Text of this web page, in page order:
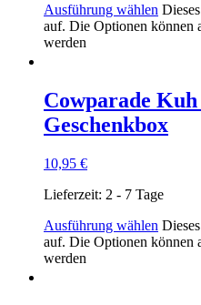
Ausführung wählen
auf. Die Optionen können
werden
Cowparade
Geschenkbox
10,95 €
Lieferzeit: 2 - 7 Tage
Ausführung wählen
auf. Die Optionen können
werden